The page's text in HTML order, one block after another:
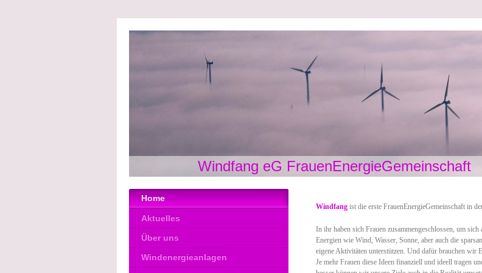
Windfang eG FrauenEnergieGemeinschaft
Windfang ist die erste FrauenEnergieGemeinschaft in
In ihr haben sich Frauen zusammengeschlossen, um
Energien wie Wind, Wasser, Sonne, aber auch die
eigene Aktivitäten unterstützen. Und dafür brauchen wir
Je mehr Frauen diese Ideen finanziell und ideell tragen
Home
Aktuelles
Über uns
Windenergieanlagen